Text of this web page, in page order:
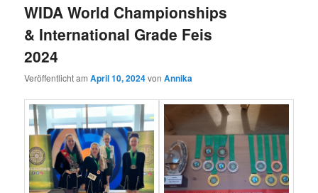
WIDA World Championships
& International Grade Feis
2024
Veröffentlicht amApril 10, 2024vonAnnika